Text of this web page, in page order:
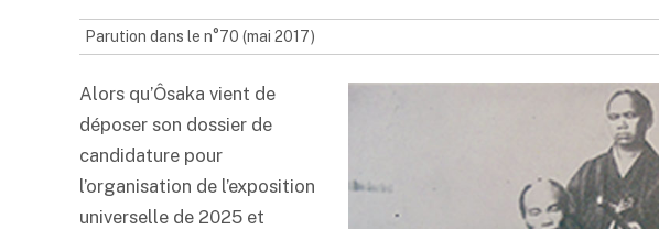
Parution dans le n°70 (mai 2017)
Alors qu’Ôsaka vient de
déposer son dossier de
candidature pour
l’organisation de l’exposition
universelle de 2025 et